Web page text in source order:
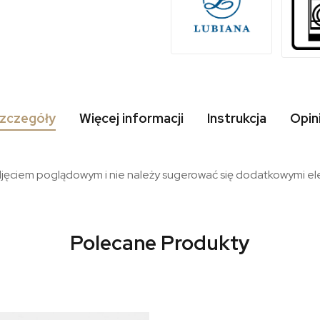
poglądowym i nie należy sugerować się dodatkowymi
Więcej informacji Instrukcja
Polecane Produkty